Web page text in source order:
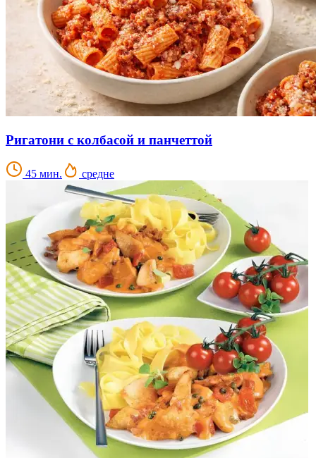
Ригатони с колбасой и панчеттой
45 мин. средне